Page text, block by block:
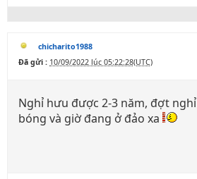
chicharito1988
Đã gửi : 10/09/2022 lúc 05:22:28(UTC)
Nghỉ hưu được 2-3 năm, đợt
bóng và giờ đang ở đảo xa